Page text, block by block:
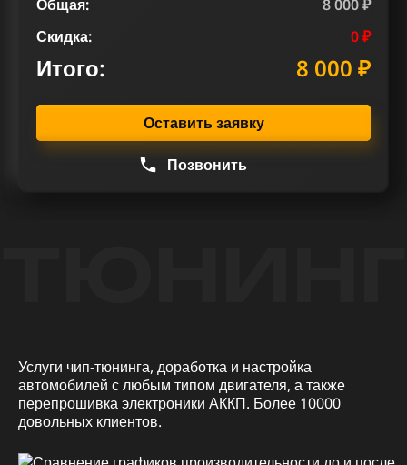
Общая:
8 000 ₽
Скидка:
0 ₽
Итого: 8 000 ₽
Оставить заявку
Позвонить
Услуги чип-тюнинга, доработка и настройка
автомобилей с любым типом двигателя, а также
перепрошивка электроники АККП. Более 10000
довольных клиентов.